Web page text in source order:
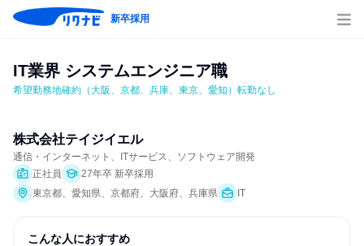
新卒採用
IT業界 システムエンジニア職
希望勤務地確約（大阪、京都、兵庫、東京、愛知）転勤なし
株式会社テイジイエル
通信・インターネット、ITサービス、ソフトウェア開発
正社員
27年卒 新卒採用
東京都、愛知県、京都府、大阪府、兵庫県
IT
こんな人におすすめ